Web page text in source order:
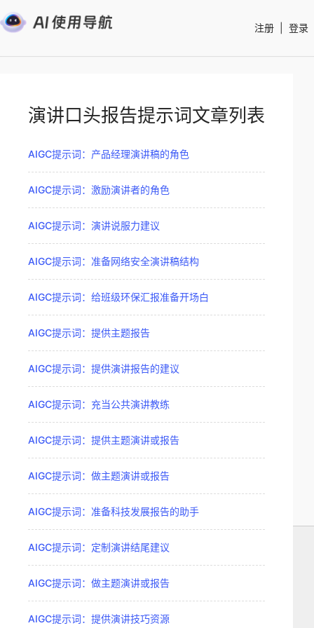
注册 登录
演讲口头报告提示词文章列表
AIGC提示词：产品经理演讲稿的角色
AIGC提示词：激励演讲者的角色
AIGC提示词：演讲说服力建议
AIGC提示词：准备网络安全演讲稿结构
AIGC提示词：给班级环保汇报准备开场白
AIGC提示词：提供主题报告
AIGC提示词：提供演讲报告的建议
AIGC提示词：充当公共演讲教练
AIGC提示词：提供主题演讲或报告
AIGC提示词：做主题演讲或报告
AIGC提示词：准备科技发展报告的助手
AIGC提示词：定制演讲结尾建议
AIGC提示词：做主题演讲或报告
AIGC提示词：提供演讲技巧资源